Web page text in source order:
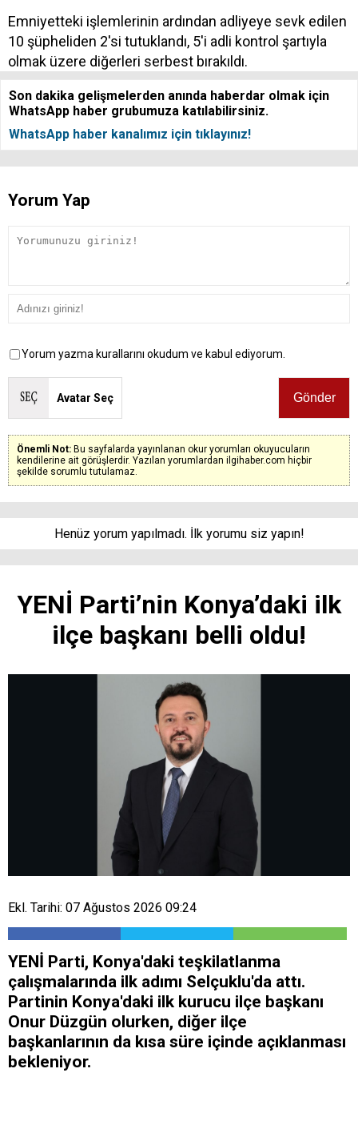
Emniyetteki işlemlerinin ardından adliyeye sevk edilen
10 şüpheliden 2'si tutuklandı, 5'i adli kontrol şartıyla
olmak üzere diğerleri serbest bırakıldı.
Son dakika gelişmelerden anında haberdar olmak için
WhatsApp haber grubumuza katılabilirsiniz.
WhatsApp haber kanalımız için tıklayınız!
Yorum Yap
Yorum yazma kurallarını okudum ve kabul ediyorum.
Avatar Seç
Önemli Not: Bu sayfalarda yayınlanan okur yorumları okuyucuların
kendilerine ait görüşlerdir. Yazılan yorumlardan ilgihaber.com hiçbir
şekilde sorumlu tutulamaz.
Henüz yorum yapılmadı. İlk yorumu siz yapın!
YENİ Parti’nin Konya’daki ilk
ilçe başkanı belli oldu!
Ekl. Tarihi: 07 Ağustos 2026 09:24
YENİ Parti, Konya'daki teşkilatlanma
çalışmalarında ilk adımı Selçuklu'da attı.
Partinin Konya'daki ilk kurucu ilçe başkanı
Onur Düzgün olurken, diğer ilçe
başkanlarının da kısa süre içinde açıklanması
bekleniyor.